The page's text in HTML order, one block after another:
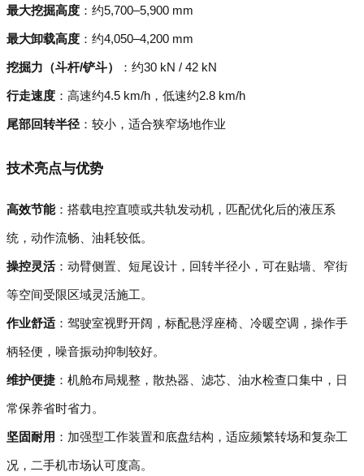
最大挖掘高度 ：约5,700–5,900 mm
最大卸载高度 ：约4,050–4,200 mm
挖掘力（斗杆/铲斗） ：约30 kN / 42 kN
行走速度 ：高速约4.5 km/h，低速约2.8 km/h
尾部回转半径 ：较小，适合狭窄场地作业
技术亮点与优势
高效节能：搭载电控直喷或共轨发动机，匹配优化后的液压系
统，动作流畅、油耗较低。
操控灵活：动臂侧置、短尾设计，回转半径小，可在贴墙、窄街
等空间受限区域灵活施工。
作业舒适 ：驾驶室视野开阔，标配悬浮座椅、冷暖空调，操作手
柄轻便，噪音振动抑制较好。
维护便捷 ：机舱布局规整，散热器、滤芯、油水检查口集中，日
常保养省时省力。
坚固耐用 ：加强型工作装置和底盘结构，适应频繁转场和复杂工
况，二手机市场认可度高。